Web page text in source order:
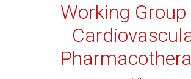
Working Group